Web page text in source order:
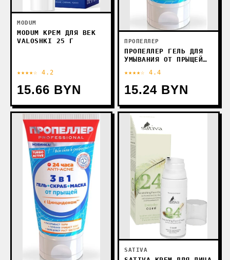
MODUM
MODUM КРЕМ ДЛЯ ВЕК
VALOSHKI 25 Г
★★★★☆ 4.2
15.66 BYN
ПРОПЕЛЛЕР
ПРОПЕЛЛЕР ГЕЛЬ ДЛЯ
УМЫВАНИЯ ОТ ПРЫЩЕЙ
★★★★☆ 4.4
15.24 BYN
SATIVA